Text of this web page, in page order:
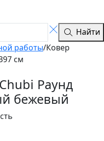
Найти
работы/Ковер
см
Раунд
бежевый